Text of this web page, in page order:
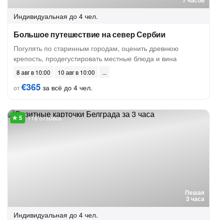
Индивидуальная до 4 чел.
Большое путешествие на север Сербии
Погулять по старинным городам, оценить древнюю
крепость, продегустировать местные блюда и вина
8 авг в 10:00
10 авг в 10:00
от€365 за всё до 4 чел.
Пешая
3 часа
118 отзывов
Индивидуальная до 4 чел.